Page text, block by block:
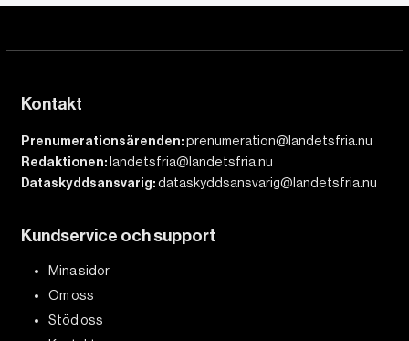
Kontakt
Prenumerationsärenden:prenumeration@landetsfria.nu
Redaktionen: landetsfria@landetsfria.nu
Dataskyddsansvarig:dataskyddsansvarig@landetsfria.nu
Kundservice och support
Mina sidor
Om oss
Stöd oss